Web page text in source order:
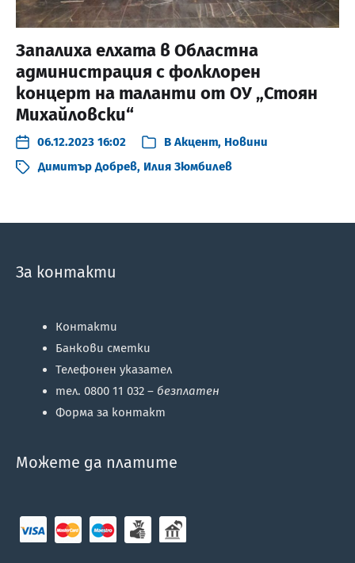
Запалиха елхата в Областна
администрация с фолклорен
концерт на таланти от ОУ „Стоян
Михайловски“
06.12.2023 16:02 В Акцент, Новини
Димитър Добрев, Илия Зюмбилев
За контакти
Контакти
Банкови сметки
Телефонен указател
тел. 0800 11 032 – безплатен
Форма за контакт
Можете да платите